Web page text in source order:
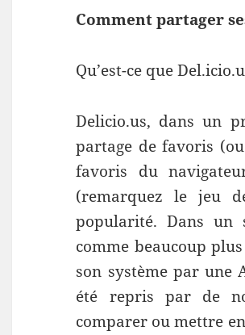
Comment partager
Qu’est-ce que
Delicio.us, dans un
partage de favoris
favoris du
(remarquez le jeu
popularité. Dans un
comme beaucoup
son système par une
été repris par de
comparer ou mettre